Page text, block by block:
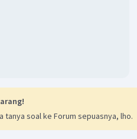
tanya soal ke Forum sepuasnya, lho.